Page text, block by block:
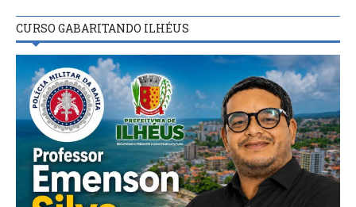
CURSO GABARITANDO ILHÉUS